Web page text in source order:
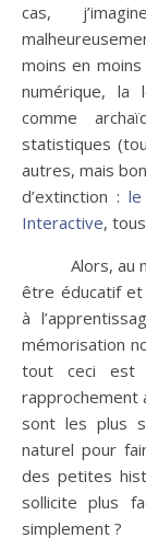
cas,
moins en
numérique, la
comme
statistiques
autres, mais
d’extinction : le
Interactive,
Alors, au
être éducatif et
à
mémorisation
tout ceci est
rapprochement
sont les plus
naturel pour
des petites
sollicite plus
simplement ?